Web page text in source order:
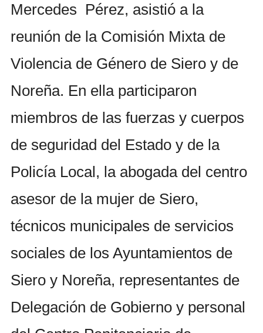
Mercedes Pérez, asistió a la
reunión de la Comisión Mixta de
Violencia de Género de Siero y de
Noreña. En ella participaron
miembros de las fuerzas y cuerpos
de seguridad del Estado y de la
Policía Local, la abogada del centro
asesor de la mujer de Siero,
técnicos municipales de servicios
sociales de los Ayuntamientos de
Siero y Noreña, representantes de
Delegación de Gobierno y personal